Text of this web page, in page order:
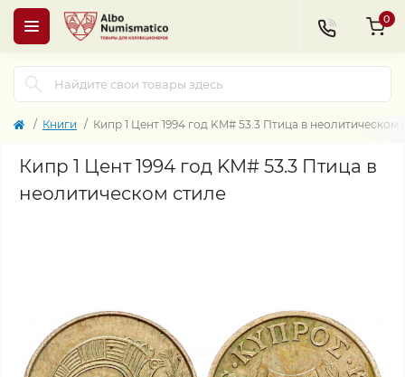
0
Книги Кипр 1 Цент 1994 год KM# 53.3 Птица в неолитическом
Кипр 1 Цент 1994 год KM# 53.3 Птица в
неолитическом стиле